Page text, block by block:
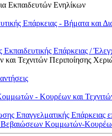
Εκπαιδευτών Ενηλίκων
Επάρκειας - Βήματα και
Επάρκειας /
Τεχνιτών Περιποίησης
- Κουρέων και
Επαγγελματικής
Βεβαιώσεων Κομμωτών-